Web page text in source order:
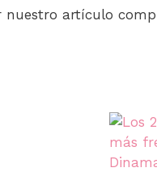
nuestro artículo